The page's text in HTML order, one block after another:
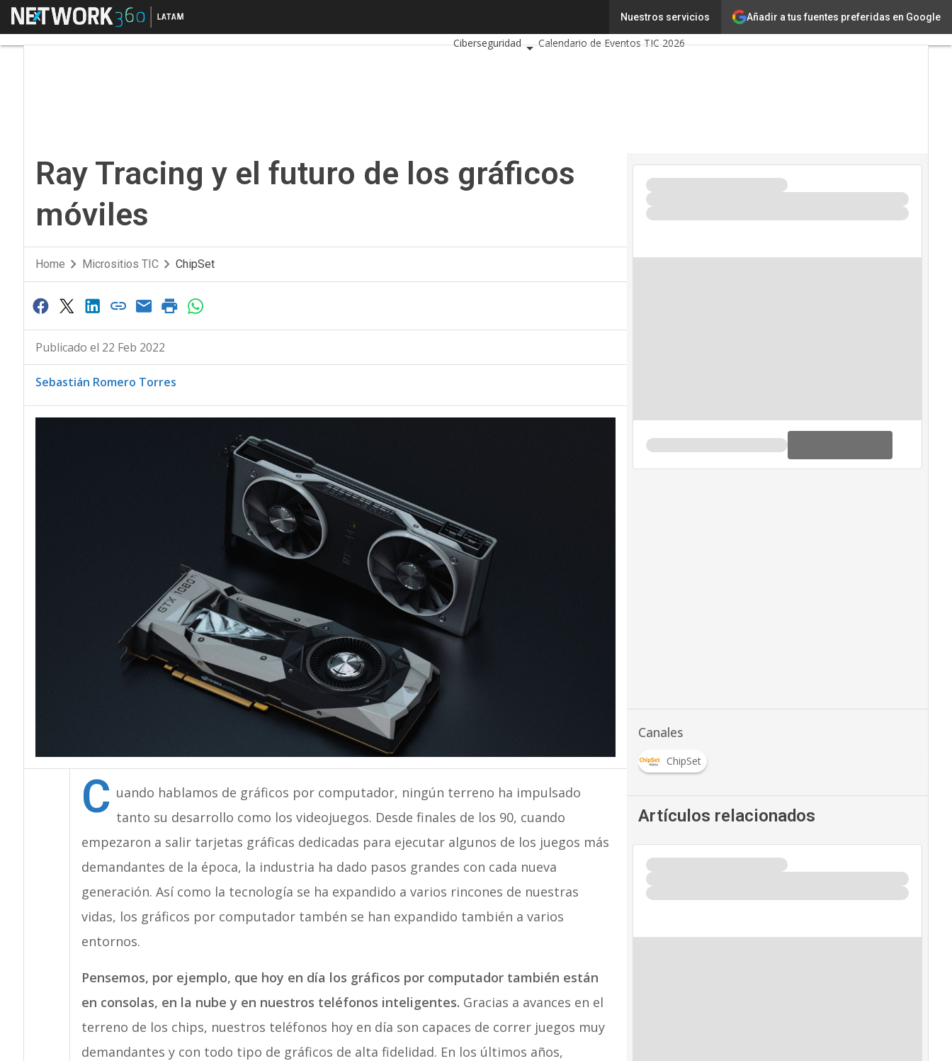
Añadir a tus fuentes preferidas en Google
Nuestros servicios
Menú
Inteligencia Artificial
Ciberseguridad
Calendario de Eventos TIC 2026
Ray Tracing y el futuro de los gráficos
móviles
Home Micrositios TIC ChipSet
Publicado el 22 Feb 2022
Sebastián Romero Torres
C uando hablamos de gráficos por computador, ningún terreno ha impulsado
tanto su desarrollo como los videojuegos. Desde finales de los 90, cuando
empezaron a salir tarjetas gráficas dedicadas para ejecutar algunos de los juegos más
demandantes de la época, la industria ha dado pasos grandes con cada nueva
generación. Así como la tecnología se ha expandido a varios rincones de nuestras
vidas, los gráficos por computador tambén se han expandido también a varios
entornos.
Pensemos, por ejemplo, que hoy en día los gráficos por computador también están
en consolas, en la nube y en nuestros teléfonos inteligentes. Gracias a avances en el
terreno de los chips, nuestros teléfonos hoy en día son capaces de correr juegos muy
demandantes y con todo tipo de gráficos de alta fidelidad. En los últimos años,
Canales
ChipSet
Artículos relacionados